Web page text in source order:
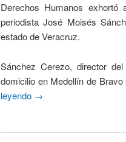
Derechos Humanos
periodista José Moisés
estado de Veracruz.
Sánchez Cerezo, director
domicilio en Medellín de
leyendo →